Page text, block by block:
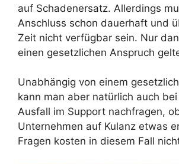
auf Schadenersatz. Allerdings
Anschluss schon dauerhaft und
Zeit nicht verfügbar sein. Nur
einen gesetzlichen Anspruch
Unabhängig von einem
kann man aber natürlich auch
Ausfall im Support nachfragen,
Unternehmen auf Kulanz etwas
Fragen kosten in diesem Fall